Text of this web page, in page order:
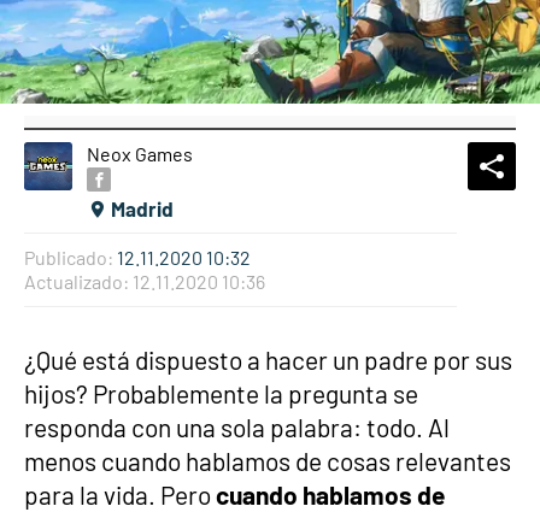
Neox Games
Madrid
Publicado: 12.11.2020 10:32
Actualizado: 12.11.2020 10:36
¿Qué está dispuesto a hacer un padre por sus
hijos? Probablemente la pregunta se
responda con una sola palabra: todo. Al
menos cuando hablamos de cosas relevantes
para la vida. Pero cuando hablamos de